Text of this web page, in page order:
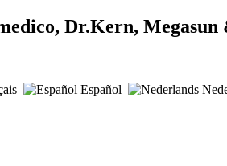
Dr.Kern,
Español